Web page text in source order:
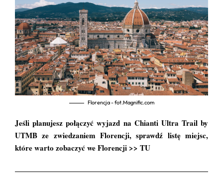
Florencja - fot.Magnific.com
Jeśli planujesz połączyć wyjazd na Chianti Ultra Trail by
UTMB ze zwiedzaniem Florencji, sprawdź listę miejsc,
które warto zobaczyć we Florencji >> TU